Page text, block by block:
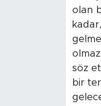
olan
söz
bir